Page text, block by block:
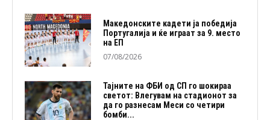
Македонските кадети ја победија
Португалија и ќе играат за 9. место
на ЕП
07/08/2026
Тајните на ФБИ од СП го шокираа
светот: Влегувам на стадионот за
да го разнесам Меси со четири
бомби...